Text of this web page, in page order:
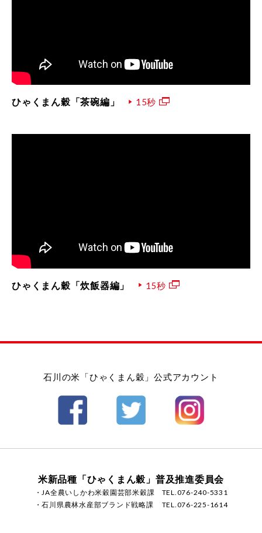
ひゃくまん穀「茶碗編」 15秒
ひゃくまん穀「炊飯器編」 15秒
米新品種「ひゃくまん穀」普及推進委員会
・JA全農いしかわ米穀園芸部米穀課
TEL.076-240-5331
・石川県農林水産部ブランド戦略課
TEL.076-225-1614
石川の米「ひゃくまん穀」公式アカウント